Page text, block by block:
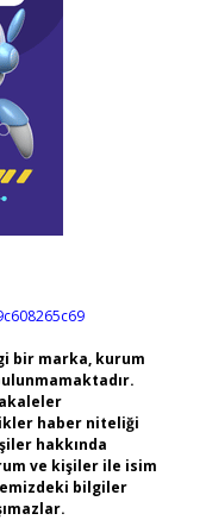
bir marka, kurum
haber niteliği
hakkında
ve kişiler ile isim
bilgiler